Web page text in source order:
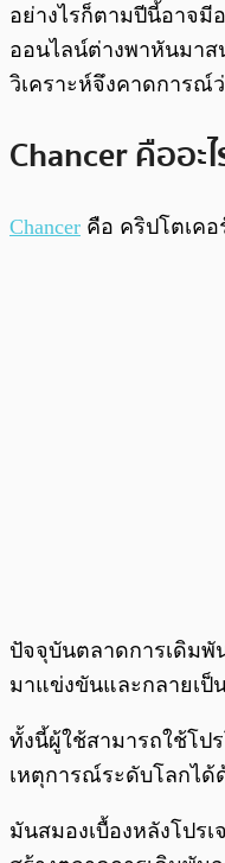
อย่างไรก็ตามปีนี้อาจมี
ออนไลน์ต่างพาหันมาส
วิเคราะห์จึงคาดการณ์
Chancer คืออะไ
Chancer คือ คริปโตเค
ปัจจุบันตลาดการเดิม
มาแข่งขันและกลายเป็
ทั้งนี้ผู้ใช้สามารถใช้โป
เหตุการณ์ระดับโลกได้
มันสมองเบื้องหลังโปร